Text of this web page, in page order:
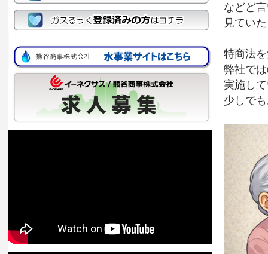
しております。ぜひごゆっくりご覧くださいませ。
今後とも、変わらぬお引き立てを賜りますよう宜しくお願い申し
上げます。
などど
見てい
特商法
弊社で
実施し
少しで